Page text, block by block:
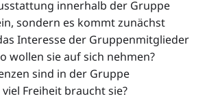
innerhalb der Gruppe
sondern es kommt zunächst
Interesse der Gruppenmitglieder
wollen sie auf sich nehmen?
sind in der Gruppe
Freiheit braucht sie?